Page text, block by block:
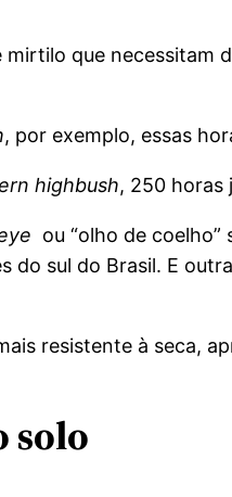
mirtilo que necessitam
, por exemplo, essas
highbush, 250 horas
ou “olho de
do sul do Brasil. E
resistente à seca,
solo